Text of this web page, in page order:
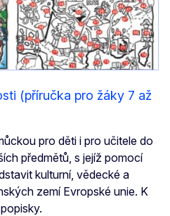
(příručka pro žáky 7 až
pro děti i pro učitele do
předmětů, s jejíž pomocí
kulturní, vědecké a
zemí Evropské unie. K